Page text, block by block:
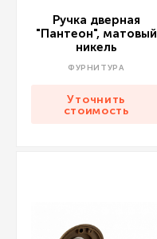
Ручка дверная
"Пантеон", матовый
никель
ФУРНИТУРА
Уточнить
стоимость